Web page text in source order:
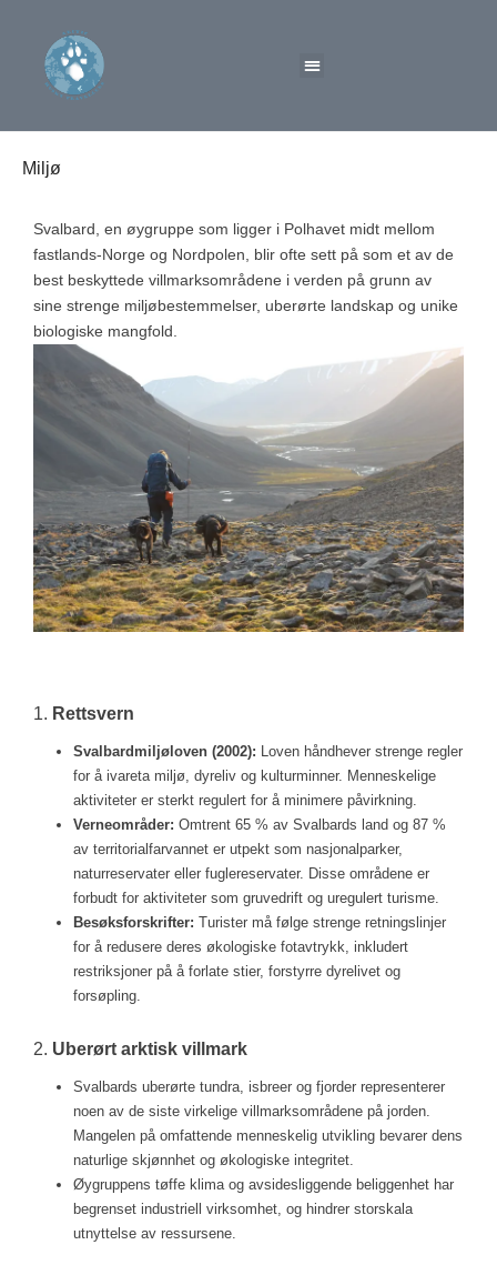
Miljø
Svalbard, en øygruppe som ligger i Polhavet midt mellom
fastlands-Norge og Nordpolen, blir ofte sett på som et av de
best beskyttede villmarksområdene i verden på grunn av
sine strenge miljøbestemmelser, uberørte landskap og unike
biologiske mangfold.
1. Rettsvern
Svalbardmiljøloven (2002): Loven håndhever strenge regler
for å ivareta miljø, dyreliv og kulturminner. Menneskelige
aktiviteter er sterkt regulert for å minimere påvirkning.
Verneområder: Omtrent 65 % av Svalbards land og 87 %
av territorialfarvannet er utpekt som nasjonalparker,
naturreservater eller fuglereservater. Disse områdene er
forbudt for aktiviteter som gruvedrift og uregulert turisme.
Besøksforskrifter: Turister må følge strenge retningslinjer
for å redusere deres økologiske fotavtrykk, inkludert
restriksjoner på å forlate stier, forstyrre dyrelivet og
forsøpling.
2. Uberørt arktisk villmark
Svalbards uberørte tundra, isbreer og fjorder representerer
noen av de siste virkelige villmarksområdene på jorden.
Mangelen på omfattende menneskelig utvikling bevarer dens
naturlige skjønnhet og økologiske integritet.
Øygruppens tøffe klima og avsidesliggende beliggenhet har
begrenset industriell virksomhet, og hindrer storskala
utnyttelse av ressursene.